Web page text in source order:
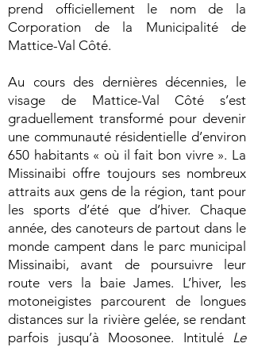
prend officiellement le nom de la
Corporation de la Municipalité de
Mattice-Val Côté.
Au cours des dernières décennies, le
visage de Mattice-Val Côté s’est
graduellement transformé pour devenir
une communauté résidentielle d’environ
650 habitants « où il fait bon vivre ». La
Missinaibi offre toujours ses nombreux
attraits aux gens de la région, tant pour
les sports d’été que d’hiver. Chaque
année, des canoteurs de partout dans le
monde campent dans le parc municipal
Missinaibi, avant de poursuivre leur
route vers la baie James. L’hiver, les
motoneigistes parcourent de longues
distances sur la rivière gelée, se rendant
parfois jusqu’à Moosonee. Intitulé Le